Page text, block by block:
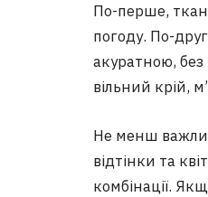
По-перше,
погоду. По-
акуратною, без
вільний крій,
Не менш
відтінки та
комбінації.